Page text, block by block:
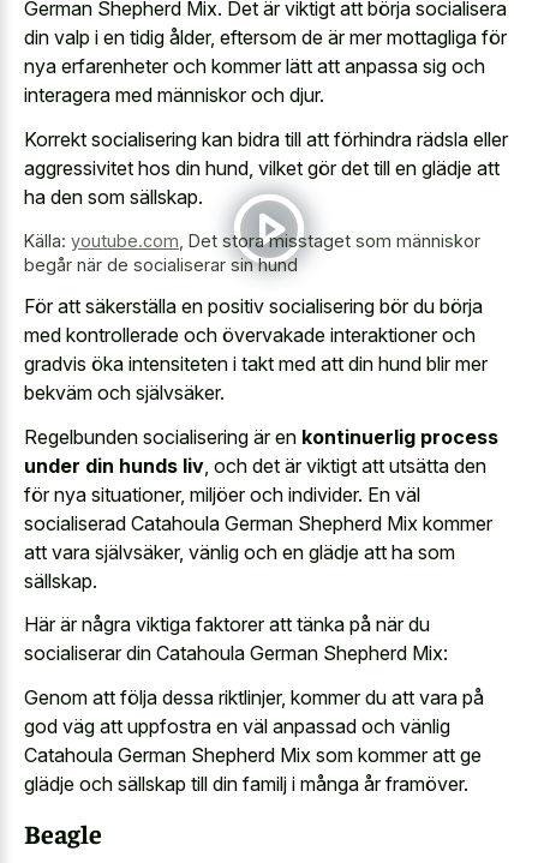
German Shepherd Mix. Det är viktigt att börja socialisera
din valp i en tidig ålder, eftersom de är mer mottagliga för
nya erfarenheter och kommer lätt att anpassa sig och
interagera med människor och djur.
Korrekt socialisering kan bidra till att förhindra rädsla eller
aggressivitet hos din hund, vilket gör det till en glädje att
ha den som sällskap.
Källa: youtube.com Det stora misstaget som människor
begår när de socialiserar sin hund
För att säkerställa en positiv socialisering bör du börja
med kontrollerade och övervakade interaktioner och
gradvis öka intensiteten i takt med att din hund blir mer
bekväm och självsäker.
Regelbunden socialisering är en kontinuerlig process
under din hunds liv , och det är viktigt att utsätta den
för nya situationer, miljöer och individer. En väl
socialiserad Catahoula German Shepherd Mix kommer
att vara självsäker, vänlig och en glädje att ha som
sällskap.
Här är några viktiga faktorer att tänka på när du
socialiserar din Catahoula German Shepherd Mix:
Genom att följa dessa riktlinjer, kommer du att vara på
god väg att uppfostra en väl anpassad och vänlig
Catahoula German Shepherd Mix som kommer att ge
glädje och sällskap till din familj i många år framöver.
Beagle